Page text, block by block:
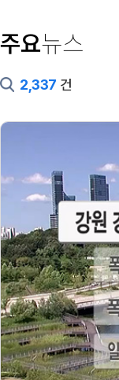
주요뉴스
2,337 건